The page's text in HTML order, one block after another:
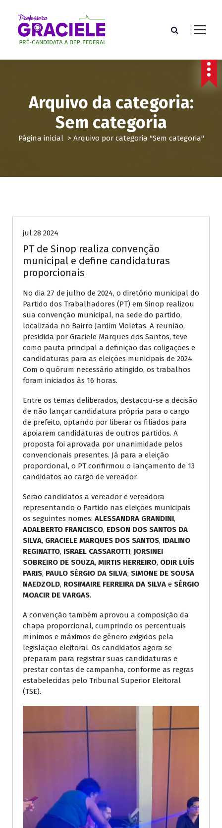
p
d
Arquivo da categoria:
Sem categoria
Página inicial> Arquivo por categoria "Sem categoria"
jul 28 2024
PT de Sinop realiza convenção
municipal e define candidaturas
proporcionais
No dia 27 de julho de 2024, o diretório municipal do
Partido dos Trabalhadores (PT) em Sinop realizou
sua convenção municipal, na sede do partido,
localizada no Bairro Jardim Violetas. A reunião,
presidida por Graciele Marques dos Santos, teve
como pauta principal a definição das coligações e
candidaturas para as eleições municipais de 2024.
Com o quórum necessário atingido, os trabalhos
foram iniciados às 16 horas.
Entre os temas deliberados, destacou-se a decisão
de não lançar candidatura própria para o cargo
de prefeito, optando por liberar os filiados para
apoiarem candidaturas de outros partidos. A
proposta foi aprovada por unanimidade pelos
convencionais presentes. Já para a eleição
proporcional, o PT confirmou o lançamento de 13
candidatos ao cargo de vereador.
Serão candidatos a vereador e vereadora
representando o Partido nas eleições municipais
os seguintes nomes: ALESSANDRA GRANDINI,
ADALBERTO FRANCISCO, EDSON DOS SANTOS DA
SILVA, GRACIELE MARQUES DOS SANTOS, IDALINO
REGINATTO, ISRAEL CASSAROTTI, JORSINEI
SOBREIRO DE SOUZA, MIRTIS HERREIRO, ODIR LUÍS
PARIS, PAULO SÉRGIO DA SILVA, SIMONE DE SOUSA
NAEDZOLD, ROSIMAIRE FERREIRA DA SILVA e SÉRGIO
MOACIR DE VARGAS.
A convenção também aprovou a composição da
chapa proporcional, cumprindo os percentuais
mínimos e máximos de gênero exigidos pela
legislação eleitoral. Os candidatos agora se
preparam para registrar suas candidaturas e
prestar contas de campanha, conforme as regras
estabelecidas pelo Tribunal Superior Eleitoral
(TSE).